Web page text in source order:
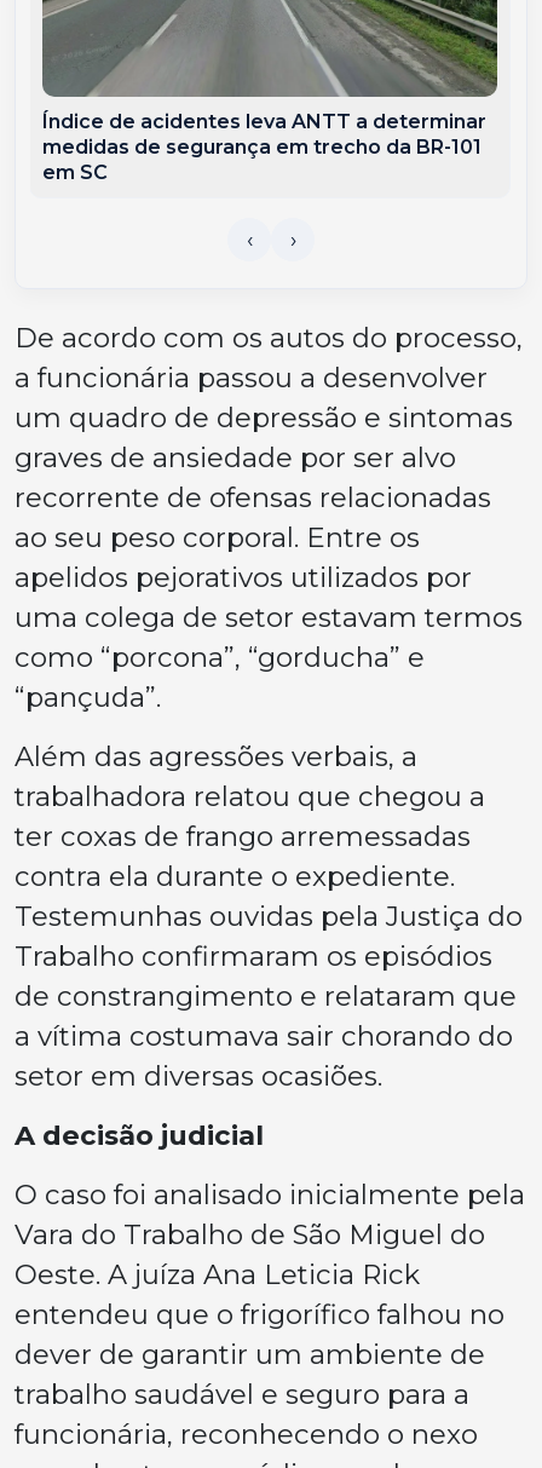
Índice de acidentes leva ANTT a determinar
medidas de segurança em trecho da BR-101
em SC
De acordo com os autos do processo,
a funcionária passou a desenvolver
um quadro de depressão e sintomas
graves de ansiedade por ser alvo
recorrente de ofensas relacionadas
ao seu peso corporal. Entre os
apelidos pejorativos utilizados por
uma colega de setor estavam termos
como “porcona”, “gorducha” e
“pançuda”.
Além das agressões verbais, a
trabalhadora relatou que chegou a
ter coxas de frango arremessadas
contra ela durante o expediente.
Testemunhas ouvidas pela Justiça do
Trabalho confirmaram os episódios
de constrangimento e relataram que
a vítima costumava sair chorando do
setor em diversas ocasiões.
A decisão judicial
O caso foi analisado inicialmente pela
Vara do Trabalho de São Miguel do
Oeste. A juíza Ana Leticia Rick
entendeu que o frigorífico falhou no
dever de garantir um ambiente de
trabalho saudável e seguro para a
funcionária, reconhecendo o nexo